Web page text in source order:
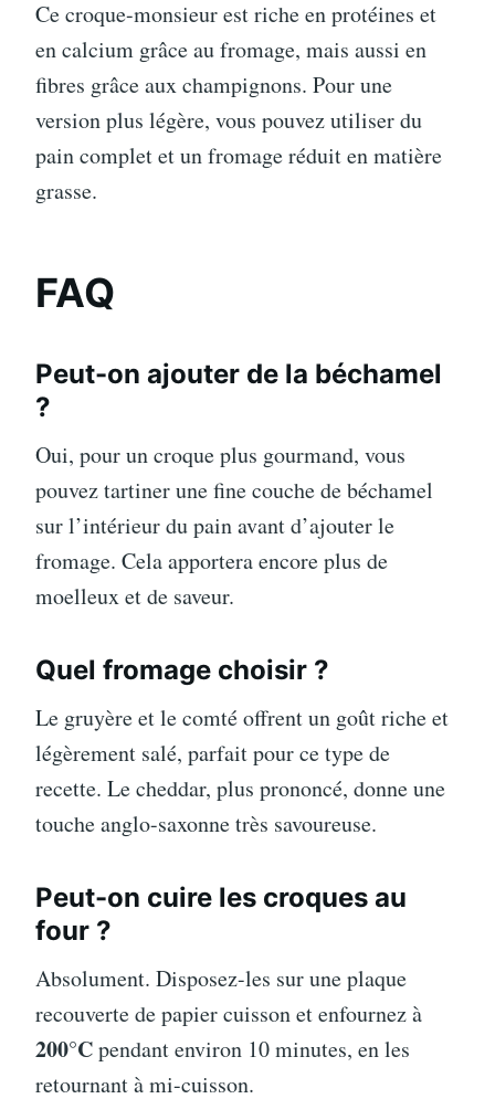
Ce croque-monsieur est riche en protéines et
en calcium grâce au fromage, mais aussi en
fibres grâce aux champignons. Pour une
version plus légère, vous pouvez utiliser du
pain complet et un fromage réduit en matière
grasse.
FAQ
Peut-on ajouter de la béchamel
?
Oui, pour un croque plus gourmand, vous
pouvez tartiner une fine couche de béchamel
sur l’intérieur du pain avant d’ajouter le
fromage. Cela apportera encore plus de
moelleux et de saveur.
Quel fromage choisir ?
Le gruyère et le comté offrent un goût riche et
légèrement salé, parfait pour ce type de
recette. Le cheddar, plus prononcé, donne une
touche anglo-saxonne très savoureuse.
Peut-on cuire les croques au
four ?
Absolument. Disposez-les sur une plaque
recouverte de papier cuisson et enfournez à
200°Cpendant environ 10 minutes, en les
retournant à mi-cuisson.